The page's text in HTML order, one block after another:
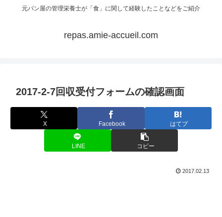
元パン屋の管理栄養士が「食」に関して経験したことなどをご紹介
repas.amie-accueil.com
2017-2-7回収受付フォームの確認画面
X Facebook はてブ
LINE コピー
2017.02.13